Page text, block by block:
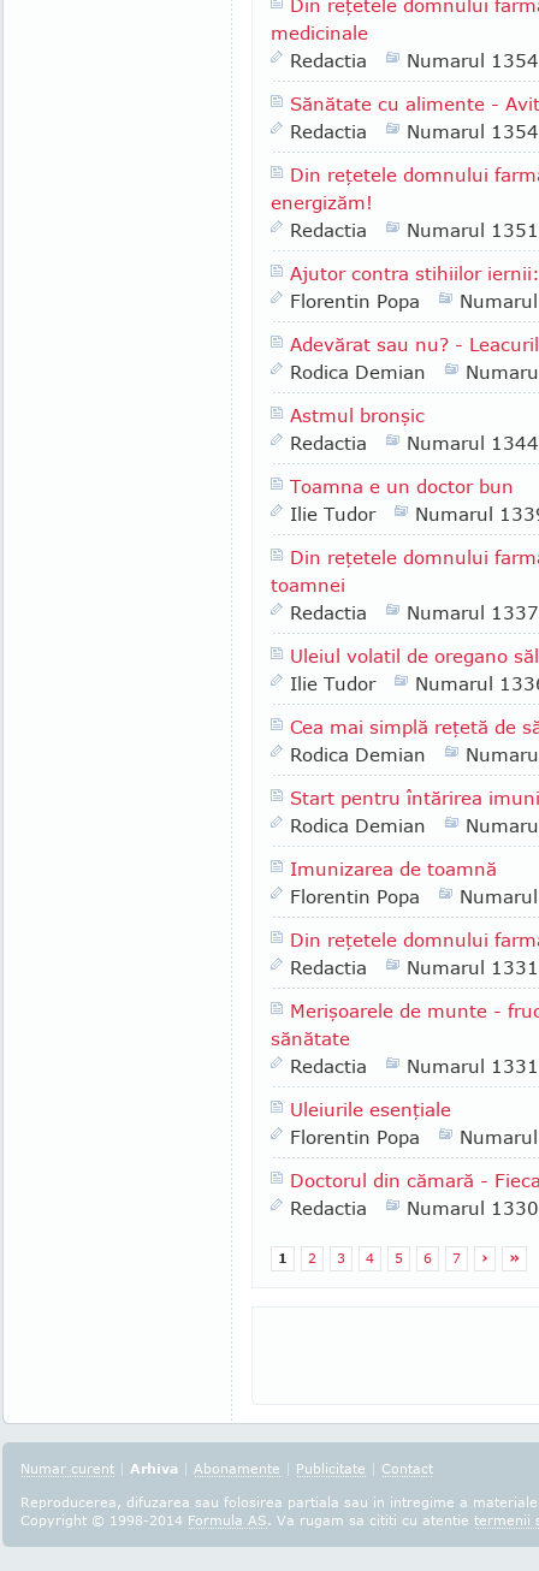
Din reţetele domnului
medicinale
Redactia
Numarul 1354
Sănătate cu alimente -
Redactia
Numarul 1354
Din reţetele domnului
energizăm!
Redactia
Numarul 1351
Ajutor contra stihiilor iernii:
Florentin Popa
Adevărat sau nu? -
Rodica Demian
Astmul bronşic
Redactia
Numarul 1344
Toamna e un doctor bun
Ilie Tudor
Numarul
Din reţetele domnului
toamnei
Redactia
Numarul 1337
Uleiul volatil de oregano
Ilie Tudor
Numarul
Cea mai simplă reţetă de
Rodica Demian
Start pentru întărirea
Rodica Demian
Imunizarea de toamnă
Florentin Popa
Din reţetele domnului
Redactia
Numarul 1331
Merişoarele de munte -
sănătate
Redactia
Numarul 1331
Uleiurile esenţiale
Florentin Popa
Doctorul din cămară -
Redactia
Numarul 1330
1 2 3 4 5 6 7 › »
Numar curent | Arhiva | Abonamente | Publicitate | Contact
Reproducerea, difuzarea sau folosirea partiala sau in intregime a
Copyright © 1998-2014 Formula AS. Va rugam sa cititi cu atentie termenii